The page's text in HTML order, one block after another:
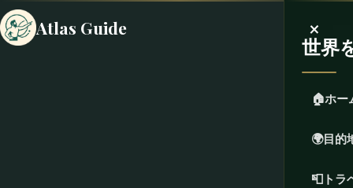
Atlas Guide ×
世界
🏠ホー
🌍目的
📮 トラ